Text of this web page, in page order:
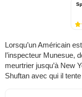
Lorsqu’un Américain
l’inspecteur Munesue,
meurtrier jusqu’à New
Shuftan avec qui il